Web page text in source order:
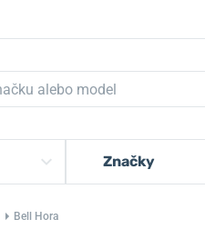
Značky
Bell Hora